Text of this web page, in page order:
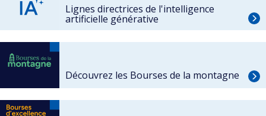
Lignes directrices de l'intelligence
artificielle générative
Découvrez les Bourses de la montagne